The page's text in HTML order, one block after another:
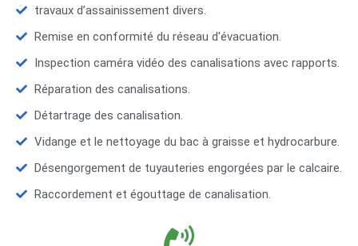
travaux d’assainissement divers.
Remise en conformité du réseau d'évacuation.
Inspection caméra vidéo des canalisations avec rapports.
Réparation des canalisations.
Détartrage des canalisation.
Vidange et le nettoyage du bac à graisse et hydrocarbure.
Désengorgement de tuyauteries engorgées par le calcaire.
Raccordement et égouttage de canalisation.